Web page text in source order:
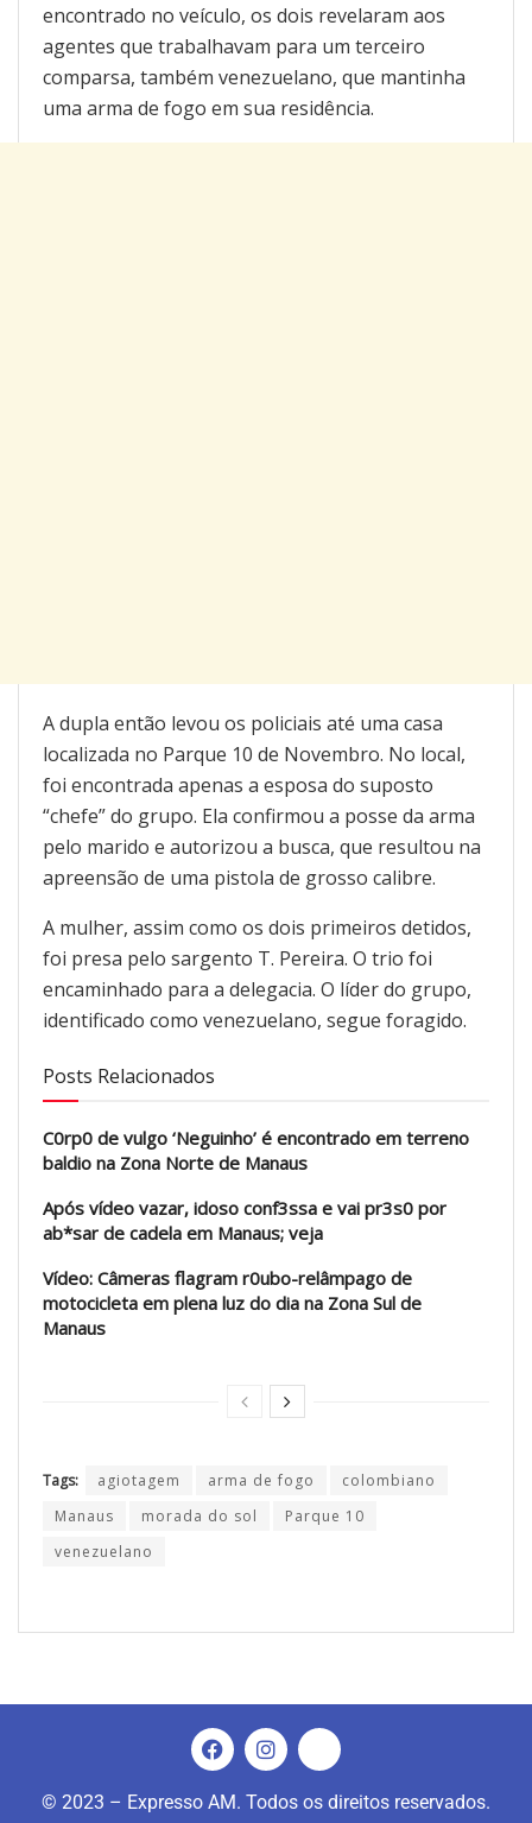
encontrado no veículo, os dois revelaram aos
agentes que trabalhavam para um terceiro
comparsa, também venezuelano, que mantinha
uma arma de fogo em sua residência.
A dupla então levou os policiais até uma casa
localizada no Parque 10 de Novembro. No local,
foi encontrada apenas a esposa do suposto
“chefe” do grupo. Ela confirmou a posse da arma
pelo marido e autorizou a busca, que resultou na
apreensão de uma pistola de grosso calibre.
A mulher, assim como os dois primeiros detidos,
foi presa pelo sargento T. Pereira. O trio foi
encaminhado para a delegacia. O líder do grupo,
identificado como venezuelano, segue foragido.
Posts Relacionados
C0rp0 de vulgo ‘Neguinho’ é encontrado em terreno
baldio na Zona Norte de Manaus
Após vídeo vazar, idoso conf3ssa e vai pr3s0 por
ab*sar de cadela em Manaus; veja
Vídeo: Câmeras flagram r0ubo-relâmpago de
motocicleta em plena luz do dia na Zona Sul de
Manaus
Tags: agiotagem arma de fogo
colombiano
Manaus
morada do sol
Parque 10
venezuelano
© 2023 – Expresso AM. Todos os direitos reservados.